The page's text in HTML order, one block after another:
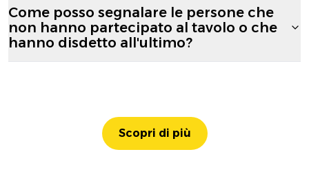
Come posso segnalare le persone che
non hanno partecipato al tavolo o che
hanno disdetto all'ultimo?
Scopri di più